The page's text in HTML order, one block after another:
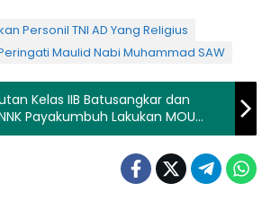
Personil TNI AD Yang Religius
Maulid Nabi Muhammad SAW
Kelas IIB Batusangkar dan
Payakumbuh Lakukan MOU
Narkotika